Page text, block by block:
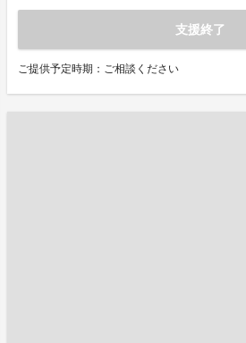
支援終了
ご提供予定時期：ご相談ください